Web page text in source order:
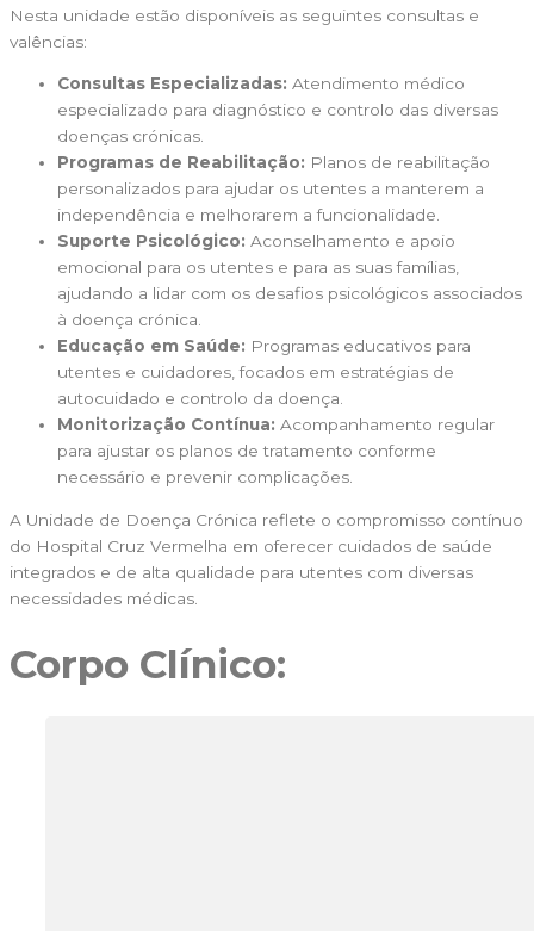
Nesta unidade estão disponíveis as seguintes consultas e
valências:
Consultas Especializadas: Atendimento médico
especializado para diagnóstico e controlo das diversas
doenças crónicas.
Programas de Reabilitação: Planos de reabilitação
personalizados para ajudar os utentes a manterem a
independência e melhorarem a funcionalidade.
Suporte Psicológico: Aconselhamento e apoio
emocional para os utentes e para as suas famílias,
ajudando a lidar com os desafios psicológicos associados
à doença crónica.
Educação em Saúde: Programas educativos para
utentes e cuidadores, focados em estratégias de
autocuidado e controlo da doença.
Monitorização Contínua: Acompanhamento regular
para ajustar os planos de tratamento conforme
necessário e prevenir complicações.
A Unidade de Doença Crónica reflete o compromisso contínuo
do Hospital Cruz Vermelha em oferecer cuidados de saúde
integrados e de alta qualidade para utentes com diversas
necessidades médicas.
Corpo Clínico: